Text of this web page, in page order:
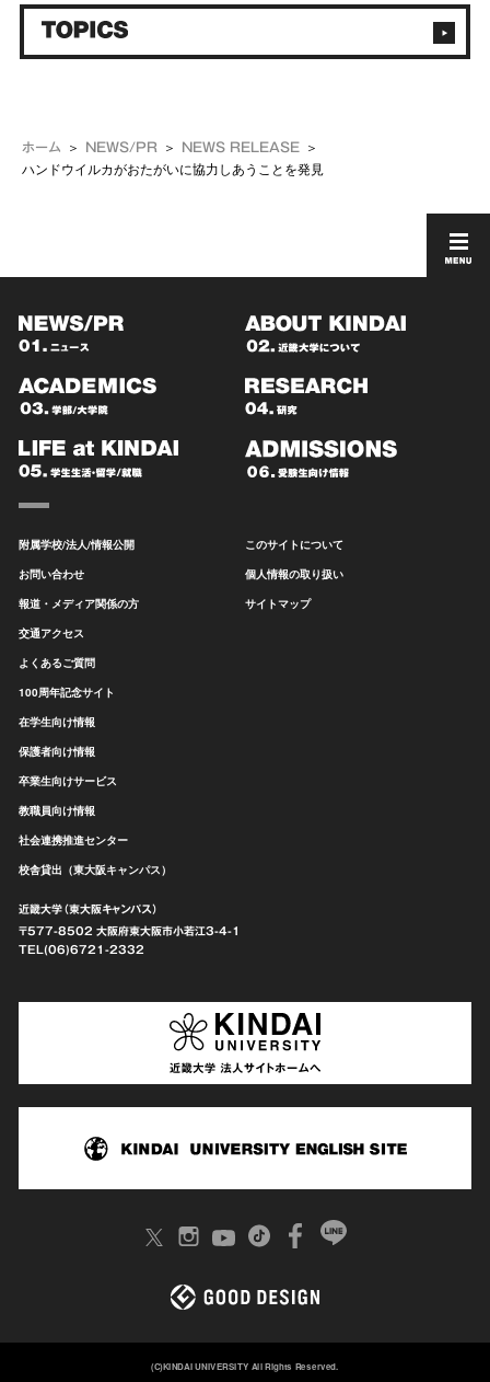
ホーム NEWS/PR NEWS RELEASE
ハンドウイルカがおたがいに協力しあうことを発見
附属学校/法人/情報公開
お問い合わせ
報道・メディア関係の方
交通アクセス
よくあるご質問
100周年記念サイト
在学生向け情報
保護者向け情報
卒業生向けサービス
教職員向け情報
社会連携推進センター
校舎貸出（東大阪キャンパス）
このサイトについて
個人情報の取り扱い
サイトマップ
近畿大学（東大阪キャンパス）
〒577-8502 大阪府東大阪市小若江3-4-1
TEL(06)6721-2332
(C)KINDAI UNIVERSITY All Rights Reserved.